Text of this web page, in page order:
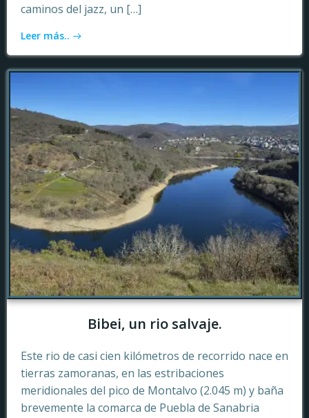
caminos del jazz, un […]
Leer más..
Bibei, un rio salvaje.
Este rio de casi cien kilómetros de recorrido nace en
tierras zamoranas, en las estribaciones
meridionales del pico de Montalvo (2.045 m) y baña
brevemente la comarca de Puebla de Sanabria